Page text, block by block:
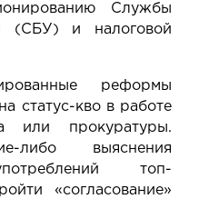
Службы
(СБУ) и налоговой
реформы
статус-кво в работе
или прокуратуры.
либо выяснения
топ-
«согласование»